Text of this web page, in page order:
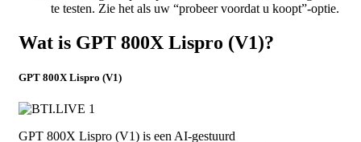
te testen. Zie het als uw “probeer voordat u koopt”-optie.
Wat is GPT 800X Lispro (V1)?
GPT 800X Lispro (V1)
GPT 800X Lispro (V1) is een AI-gestuurd